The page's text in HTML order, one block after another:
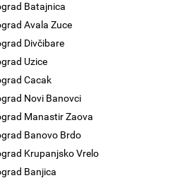
Batajnica
Avala Zuce
Divčibare
Uzice
Cacak
Novi Banovci
Manastir Zaova
Banovo Brdo
Krupanjsko Vrelo
Banjica